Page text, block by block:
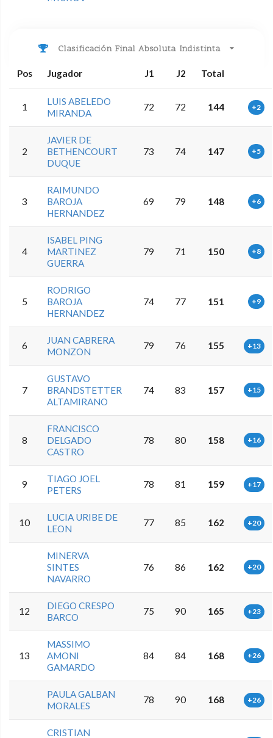
Clasificación Final Absoluta Indistinta
Pos Jugador J1 J2 Total
1
LUIS ABELEDO
MIRANDA
72 72 144 +2
2
JAVIER DE
BETHENCOURT
DUQUE
73 74 147 +5
3
RAIMUNDO
BAROJA
HERNANDEZ
69 79 148 +6
4
ISABEL PING
MARTINEZ
GUERRA
79 71 150 +8
5
RODRIGO
BAROJA
HERNANDEZ
74 77 151 +9
6
JUAN CABRERA
MONZON
79 76 155 +13
7
GUSTAVO
BRANDSTETTER
ALTAMIRANO
74 83 157 +15
8
FRANCISCO
DELGADO
CASTRO
78 80 158 +16
9
TIAGO JOEL
PETERS
78 81 159 +17
10
LUCIA URIBE DE
LEON
77 85 162 +20
MINERVA
SINTES
NAVARRO
76 86 162 +20
12
DIEGO CRESPO
BARCO
75 90 165 +23
13
MASSIMO
AMONI
GAMARDO
84 84 168 +26
PAULA GALBAN
MORALES
78 90 168 +26
CRISTIAN